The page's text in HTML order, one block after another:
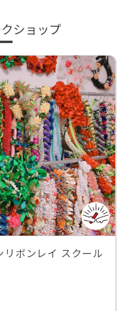
ショップ
ボンレイ スクール